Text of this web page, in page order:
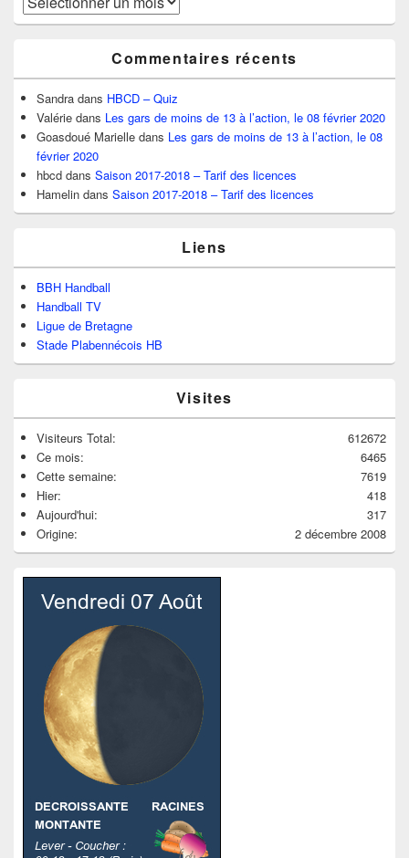
Commentaires récents
Sandra dans HBCD – Quiz
Valérie dans Les gars de moins de 13 à l’action, le 08 février 2020
Goasdoué Marielle dans Les gars de moins de 13 à l’action, le 08
février 2020
hbcd dans Saison 2017-2018 – Tarif des licences
Hamelin dans Saison 2017-2018 – Tarif des licences
Liens
BBH Handball
Handball TV
Ligue de Bretagne
Stade Plabennécois HB
Visites
612672
Visiteurs Total:
6465
Ce mois:
7619
Cette semaine:
418
Hier:
317
Aujourd'hui:
2 décembre 2008
Origine: